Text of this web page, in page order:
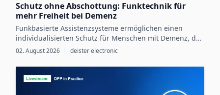
Schutz ohne Abschottung: Funktechnik für
mehr Freiheit bei Demenz
Funkbasierte Assistenzsysteme ermöglichen einen
individualisierten Schutz für Menschen mit Demenz, der
Sicherheit mit größtmöglicher Selbstbestimmung
verbindet.
02. August 2026 | deister electronic